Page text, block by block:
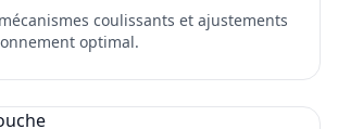
coulissants et ajustements
optimal.